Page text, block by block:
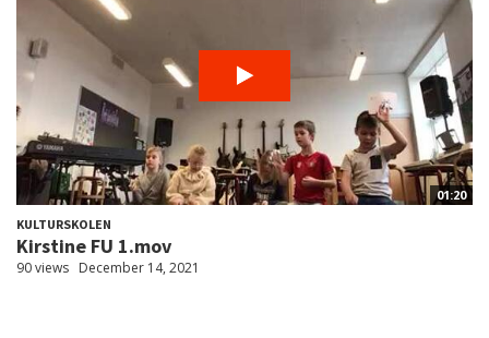
01:20
KULTURSKOLEN
Kirstine FU 1.mov
90 views December 14, 2021